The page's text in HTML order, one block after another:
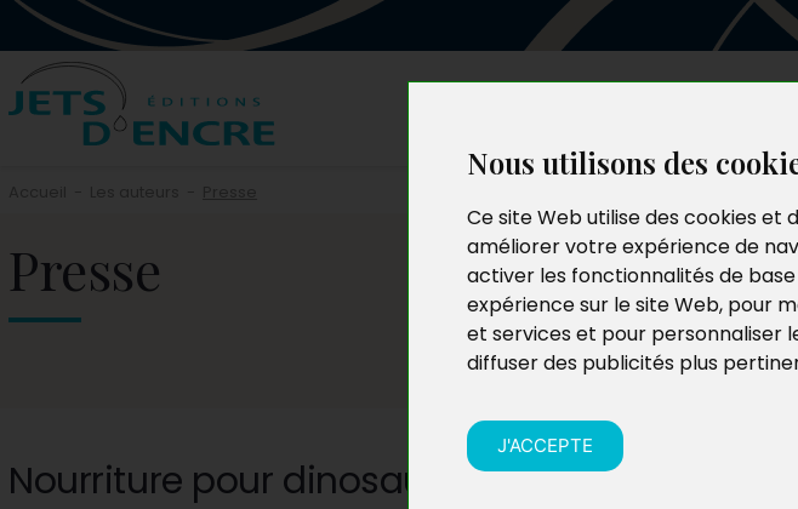
Nous utilisons des
Ce site Web utilise des cookies et
améliorer votre expérience de
activer les fonctionnalités de
expérience sur le site Web, pour
et services et pour personnaliser
diffuser des publicités plus
J'ACCEPTE
Presse
Nourriture pour dinosaures